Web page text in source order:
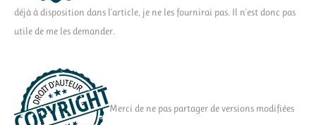
déjà à disposition dans l'article, je ne les fournirai pas. Il n'est donc pas
utile de me les demander.
Merci de ne pas partager de versions modifiées